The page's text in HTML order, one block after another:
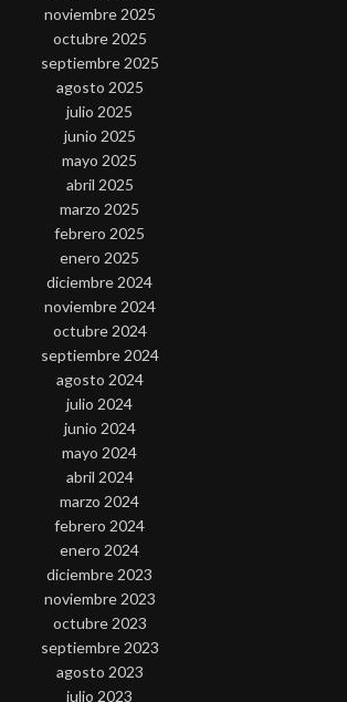
noviembre 2025
octubre 2025
septiembre 2025
agosto 2025
julio 2025
junio 2025
mayo 2025
abril 2025
marzo 2025
febrero 2025
enero 2025
diciembre 2024
noviembre 2024
octubre 2024
septiembre 2024
agosto 2024
julio 2024
junio 2024
mayo 2024
abril 2024
marzo 2024
febrero 2024
enero 2024
diciembre 2023
noviembre 2023
octubre 2023
septiembre 2023
agosto 2023
julio 2023